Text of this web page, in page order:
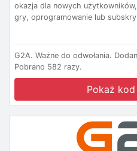
okazja dla nowych
gry, oprogramowanie lub
G2A. Ważne do odwołania.
Pobrano 582 razy.
Pokaż